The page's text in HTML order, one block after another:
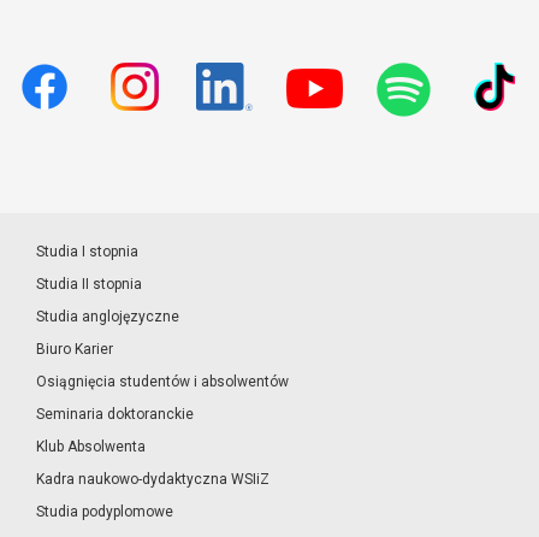
Studia I stopnia
Studia II stopnia
Studia anglojęzyczne
Biuro Karier
Osiągnięcia studentów i absolwentów
Seminaria doktoranckie
Klub Absolwenta
Kadra naukowo-dydaktyczna WSIiZ
Studia podyplomowe